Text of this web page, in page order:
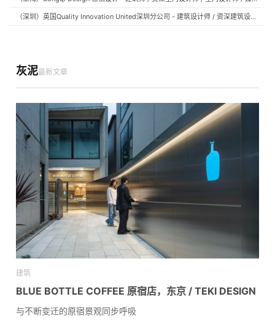
（深圳）英国Quality Innovation United深圳分公司 - 建筑设计师 / 资深建筑设计师 / 室内设计师 / 设计实习生
灰泥最新文章
建筑
BLUE BOTTLE COFFEE 原宿店，东京 / TEKI DESIGN
与不断变迁的原宿景观同步呼吸